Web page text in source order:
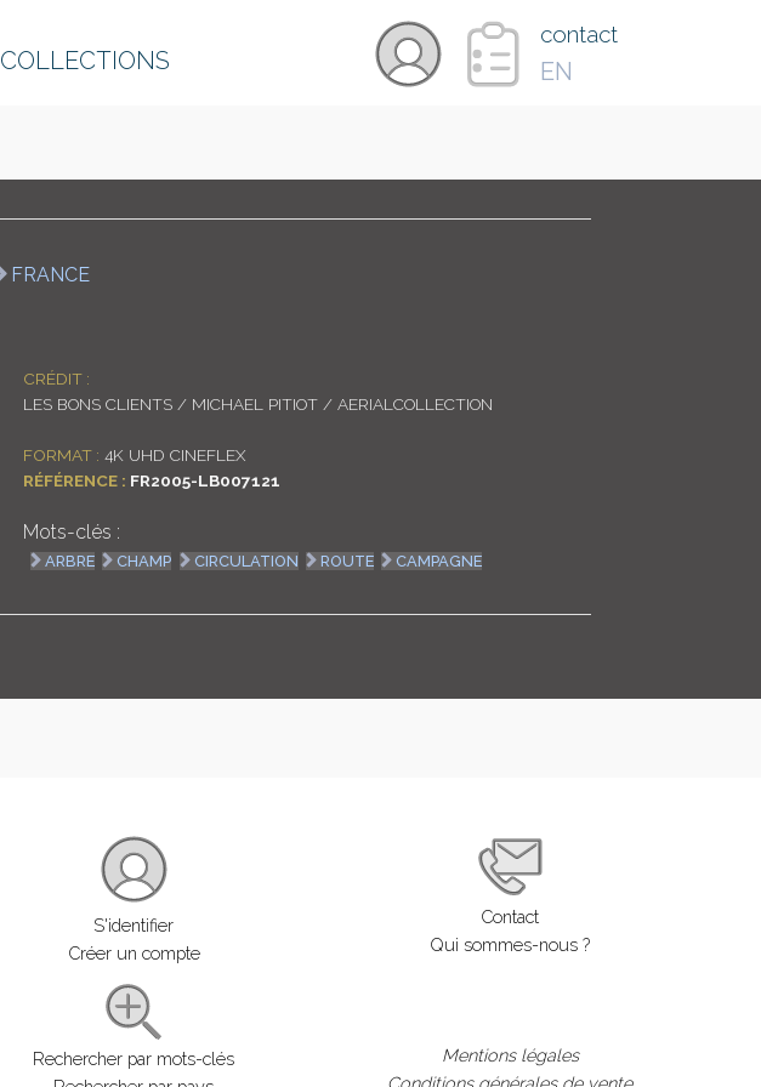
COLLECTIONS
contact
EN
COLLECTIONS
FRANCE
CRÉDIT :
LES BONS CLIENTS / MICHAEL PITIOT / AERIALCOLLECTION
FORMAT : 4K UHD CINEFLEX
RÉFÉRENCE : FR2005-LB007121
Mots-clés :
ARBRE CHAMP CIRCULATION ROUTE CAMPAGNE
S'identifier
Créer un compte
Rechercher par mots-clés
Contact
Qui sommes-nous ?
Mentions légales